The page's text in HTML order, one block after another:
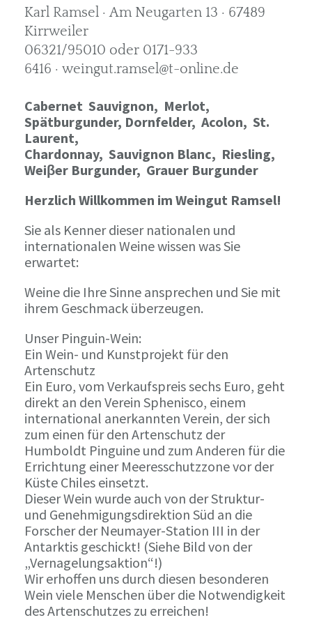
Karl Ramsel · Am Neugarten 13 · 67489
Kirrweiler
06321/95010 oder 0171-933
6416 · weingut.ramsel@t-online.de
Cabernet Sauvignon, Merlot,
Spätburgunder, Dornfelder, Acolon, St.
Laurent,
Chardonnay, Sauvignon Blanc, Riesling,
Weiβer Burgunder, Grauer Burgunder
Herzlich Willkommen im Weingut Ramsel!
Sie als Kenner dieser nationalen und
internationalen Weine wissen was Sie
erwartet:
Weine die Ihre Sinne ansprechen und Sie mit
ihrem Geschmack überzeugen.
Unser Pinguin-Wein:
Ein Wein- und Kunstprojekt für den
Artenschutz
Ein Euro, vom Verkaufspreis sechs Euro, geht
direkt an den Verein Sphenisco, einem
international anerkannten Verein, der sich
zum einen für den Artenschutz der
Humboldt Pinguine und zum Anderen für die
Errichtung einer Meeresschutzzone vor der
Küste Chiles einsetzt.
Dieser Wein wurde auch von der Struktur-
und Genehmigungsdirektion Süd an die
Forscher der Neumayer-Station III in der
Antarktis geschickt! (Siehe Bild von der
„Vernagelungsaktion“!)
Wir erhoffen uns durch diesen besonderen
Wein viele Menschen über die Notwendigkeit
des Artenschutzes zu erreichen!